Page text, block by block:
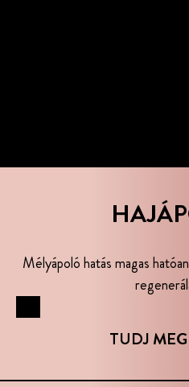
Mélyápoló hatás magas
TUDJ